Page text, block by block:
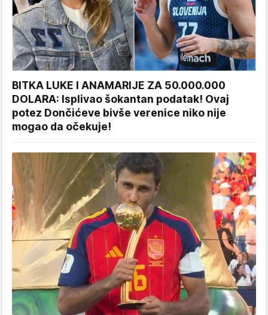
BITKA LUKE I ANAMARIJE ZA 50.000.000
DOLARA: Isplivao šokantan podatak! Ovaj
potez Dončićeve bivše verenice niko nije
mogao da očekuje!